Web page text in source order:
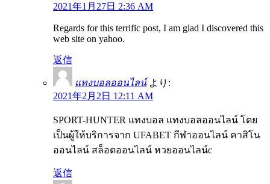
2021年1月27日 2:36 AM
Regards for this terrific post, I am glad I discovered this
web site on yahoo.
返信
แทงบอลออนไลน์ より:
2021年2月2日 12:11 AM
SPORT-HUNTER แทงบอล แทงบอลออนไลน์ โดย
เป็นผู้ให้บริการจาก UFABET กีฬาออนไลน์ คาสิโน
ออนไลน์ สล็อตออนไลน์ หวยออนไลน์c
返信